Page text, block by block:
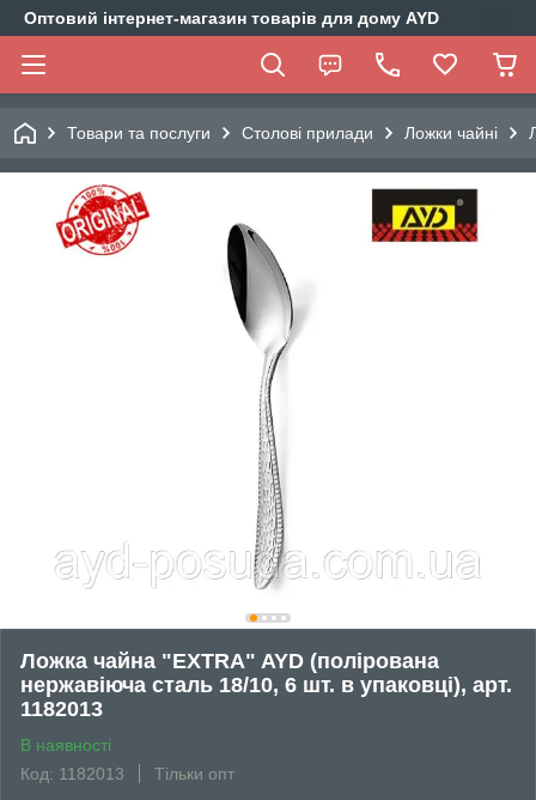
Оптовий інтернет-магазин товарів для дому AYD
Товари та послуги Столові прилади Ложки чайні
Ложка чайна "EXTRA" AYD (полірована
нержавіюча сталь 18/10, 6 шт. в упаковці), арт.
1182013
В наявності
Код: 1182013
Тільки опт